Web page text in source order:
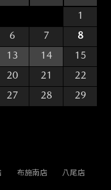
1
6 7
8
13 14
15
20 21
22
27 28
29
布施南店
八尾店